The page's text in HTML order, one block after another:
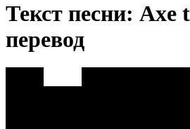
Текст песни: Axe
перевод